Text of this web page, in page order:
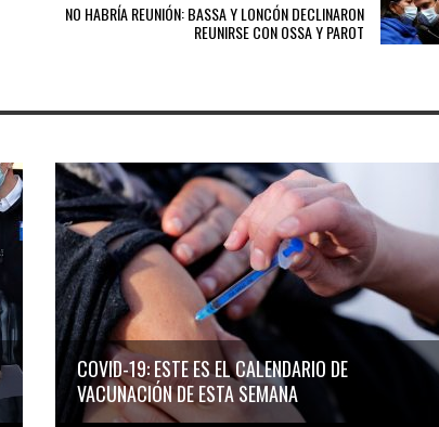
NO HABRÍA REUNIÓN: BASSA Y LONCÓN DECLINARON
REUNIRSE CON OSSA Y PAROT
COVID-19: ESTE ES EL CALENDARIO DE
VACUNACIÓN DE ESTA SEMANA